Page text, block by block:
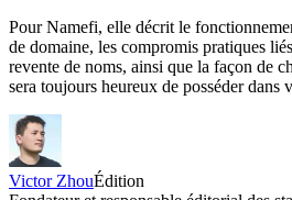
Pour Namefi, elle décrit le
de domaine, les compromis pratiques
revente de noms, ainsi que la façon de
sera toujours heureux de posséder dans
Victor ZhouÉdition